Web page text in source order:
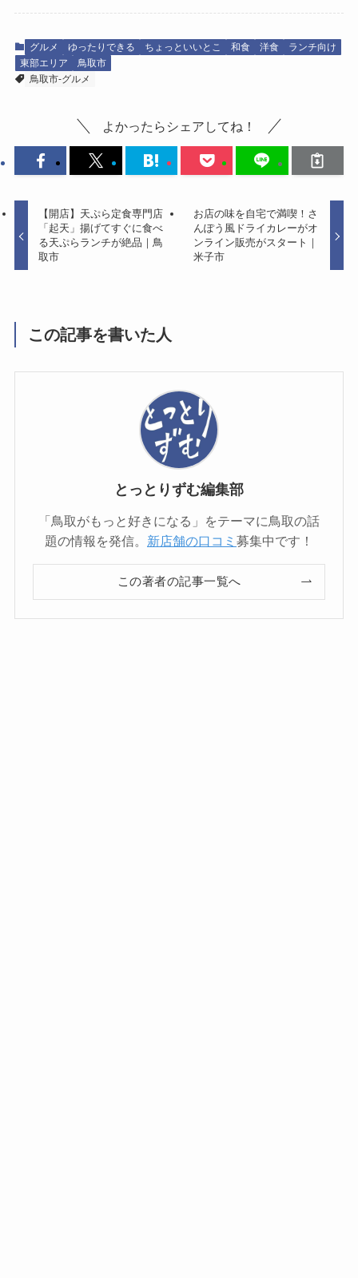
グルメ ゆったりできる ちょっといいとこ 和食 洋食
ランチ向け
東部エリア
鳥取市
鳥取市-グルメ
よかったらシェアしてね！
【開店】天ぷら定食専門店
「起天」揚げてすぐに食べ
る天ぷらランチが絶品｜鳥
取市
お店の味を自宅で満喫！さ
んぽう風ドライカレーがオ
ンライン販売がスタート｜
米子市
この記事を書いた人
とっとりずむ編集部
「鳥取がもっと好きになる」をテーマに鳥取の話
題の情報を発信。 新店舗の口コミ 募集中です！
この著者の記事一覧へ